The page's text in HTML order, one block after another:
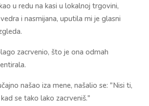
u redu na kasi u lokalnoj trgovini,
i nasmijana, uputila mi je glasni
zacrvenio, što je ona odmah
našao iza mene, našalio se: "Nisi ti,
se tako lako zacrveniš."